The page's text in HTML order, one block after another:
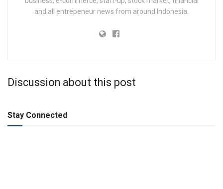
and all entrepeneur news from around Indonesia.
Discussion about this post
Stay Connected